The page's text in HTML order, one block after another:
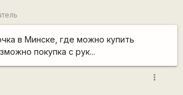
в Минске, где можно купить
покупка с рук...
more_vert